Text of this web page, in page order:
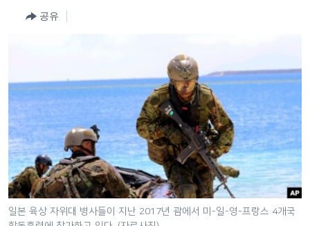
로
동
인
네
비
게
프로그램
공유
일본 육상 자위대 병사들이 지난 2017년 괌에서 미-일-영-프랑스 4개국